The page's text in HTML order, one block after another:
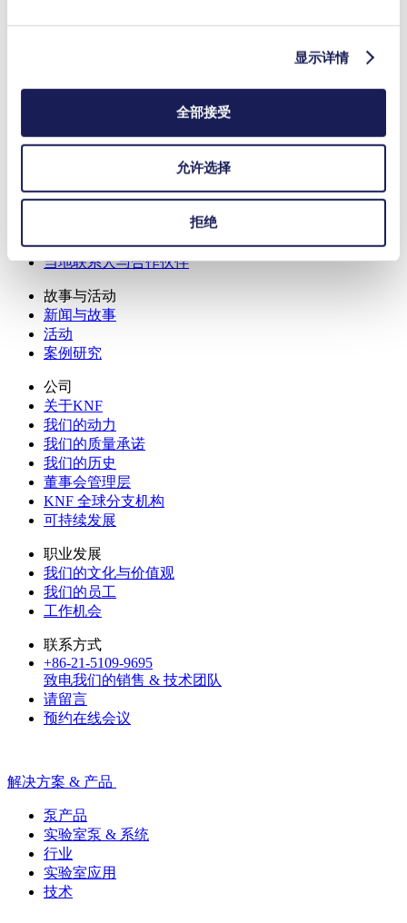
显示详情
全部接受
允许选择
拒绝
行业
服务
常见问题
当地联系人与合作伙伴
故事与活动
新闻与故事
活动
案例研究
公司
关于KNF
我们的动力
我们的质量承诺
我们的历史
董事会管理层
KNF 全球分支机构
可持续发展
职业发展
我们的文化与价值观
我们的员工
工作机会
联系方式
+86-21-5109-9695
致电我们的销售 & 技术团队
请留言
预约在线会议
解决方案 & 产品
泵产品
实验室泵 & 系统
行业
实验室应用
技术